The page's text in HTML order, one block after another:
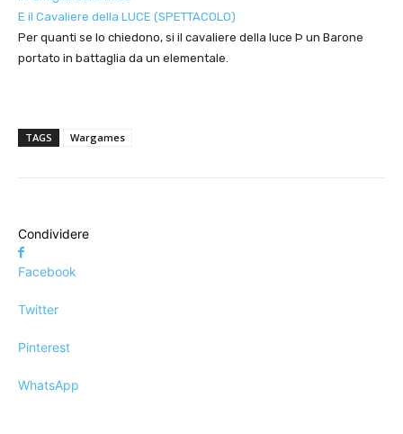
E il Cavaliere della LUCE (SPETTACOLO)
Per quanti se lo chiedono, si il cavaliere della luce Þ un Barone
portato in battaglia da un elementale.
TAGS Wargames
Condividere
Facebook
Twitter
Pinterest
WhatsApp